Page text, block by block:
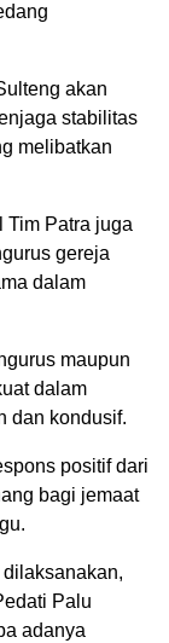
akan
stabilitas
melibatkan
Tim Patra juga
gereja
dalam
maupun
dalam
dan kondusif.
positif dari
bagi jemaat
Palu
adanya